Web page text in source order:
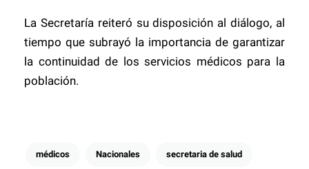
La Secretaría reiteró su disposición al diálogo, al
tiempo que subrayó la importancia de garantizar
la continuidad de los servicios médicos para la
población.
médicos Nacionales secretaria de salud